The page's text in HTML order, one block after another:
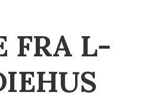
FRA L-